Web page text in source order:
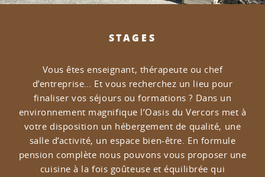
STAGES
Vous êtes enseignant, thérapeute ou chef
d’entreprise… Et vous recherchez un lieu pour
finaliser vos séjours ou formations ? Dans un
environnement magnifique l’Oasis du Vercors met à
votre disposition un hébergement de qualité, une
salle d’activité, un espace bien-être. En formule
pension complète nous pouvons vous proposer une
cuisine à la fois goûteuse et équilibrée qui